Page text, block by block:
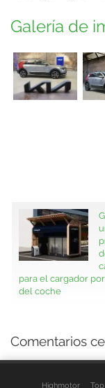
Galería de
para el cargador
del coche
Comentarios
Highmotor